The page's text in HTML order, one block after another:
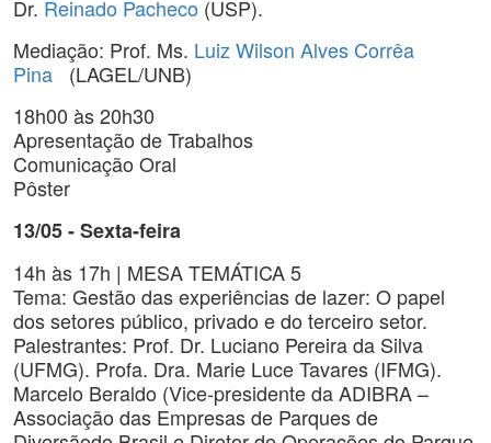
Dr. Reinado Pacheco (USP).
Mediação: Prof. Ms. Luiz Wilson Alves Corrêa
Pina (LAGEL/UNB)
18h00 às 20h30
Apresentação de Trabalhos
Comunicação Oral
Pôster
13/05 - Sexta-feira
14h às 17h | MESA TEMÁTICA 5
Tema: Gestão das experiências de lazer: O papel
dos setores público, privado e do terceiro setor.
Palestrantes: Prof. Dr. Luciano Pereira da Silva
(UFMG). Profa. Dra. Marie Luce Tavares (IFMG).
Marcelo Beraldo (Vice-presidente da ADIBRA –
Associação das Empresas de Parques de